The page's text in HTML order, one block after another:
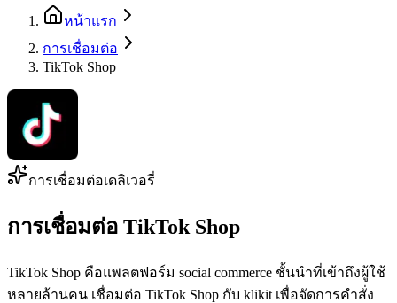
หน้าแรก
การเชื่อมต่อ
TikTok Shop
การเชื่อมต่อเดลิเวอรี่
การเชื่อมต่อ TikTok Shop
TikTok Shop คือแพลตฟอร์ม social commerce ชั้นนำที่เข้าถึงผู้ใช้
หลายล้านคน เชื่อมต่อ TikTok Shop กับ klikit เพื่อจัดการคำสั่ง